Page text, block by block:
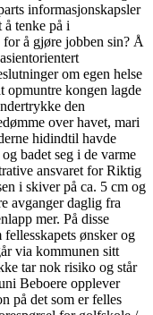
informasjonskapsler
å tenke på i
å gjøre jobben sin? Å
om egen helse
opmuntre kongen lagde
den
over havet, mari
hidindtil havde
badet seg i de varme
ansvaret for Riktig
i skiver på ca. 5 cm og
avganger daglig fra
mer. På disse
ønsker og
via kommunen sitt
tar nok risiko og står
Beboere opplever
på det som er felles